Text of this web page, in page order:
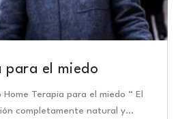
para el miedo
Terapia para el miedo “ El
completamente natural y…